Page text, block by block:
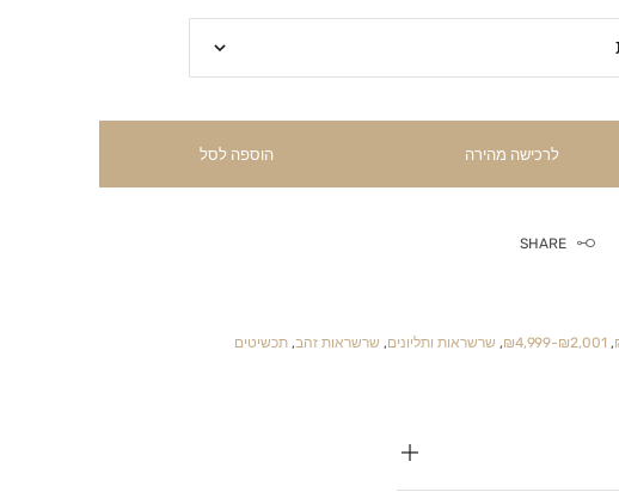
לרכישה מהירה הוספה לסל
SHARE
,
₪2,001-₪4,999
, שרשראות ותליונים, שרשראות זהב, תכשיטים